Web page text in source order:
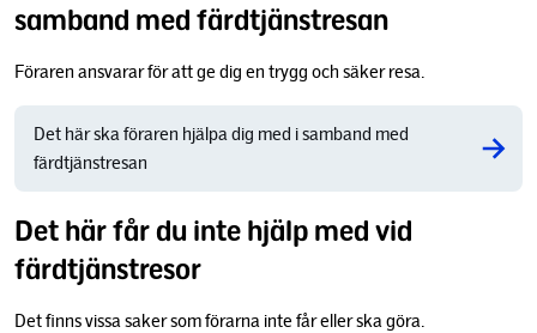
samband med färdtjänstresan
Föraren ansvarar för att ge dig en trygg och säker resa.
Det här ska föraren hjälpa dig med i samband med
färdtjänstresan
Det här får du inte hjälp med vid
färdtjänstresor
Det finns vissa saker som förarna inte får eller ska göra.